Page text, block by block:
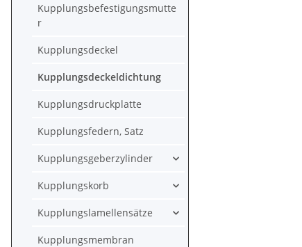
Kupplungsbefestigungsmutte
r
Kupplungsdeckel
Kupplungsdeckeldichtung
Kupplungsdruckplatte
Kupplungsfedern, Satz
Kupplungsgeberzylinder
Kupplungskorb
Kupplungslamellensätze
Kupplungsmembran